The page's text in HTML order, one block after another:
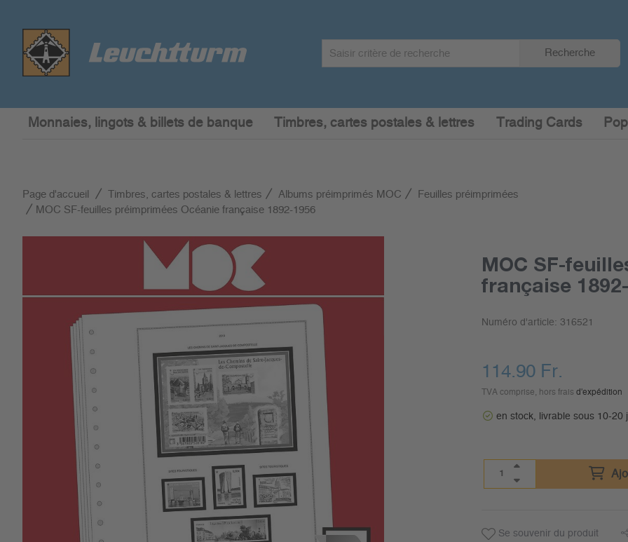
Recherche
Monnaies, lingots & billets de banque Timbres, cartes postales & lettres Trading Cards
Page d'accueil Timbres, cartes postales & lettres Albums préimprimés MOC
Feuilles préimprimées
MOC SF-feuilles préimprimées Océanie française 1892-1956
MOC SF-
française
Numéro d'article: 316521
114.90 Fr.
TVA comprise, hors frais d'expédition
en stock, livrable sous 10-20
Se souvenir du produit